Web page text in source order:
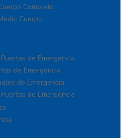
Completo
Cuerpo
de Emergencia
de Emergencia
de Emergencia
de Emergencia